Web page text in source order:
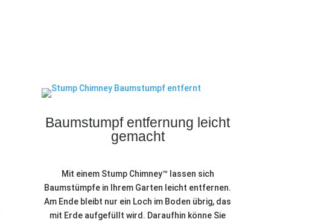
Baumstumpf entfernung leicht
gemacht
Mit einem Stump Chimney™ lassen sich
Baumstümpfe in Ihrem Garten leicht entfernen.
Am Ende bleibt nur ein Loch im Boden übrig, das
mit Erde aufgefüllt wird. Daraufhin könne Sie